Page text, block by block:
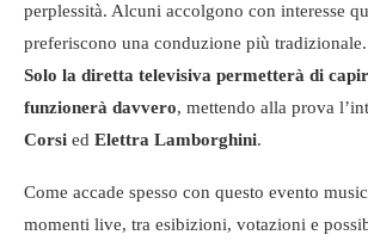
perplessità. Alcuni accolgono con interesse
preferiscono una conduzione più tradizionale.
Solo la diretta televisiva permetterà di
funzionerà davvero, mettendo alla prova
Corsi ed Elettra Lamborghini.
Come accade spesso con questo evento
momenti live, tra esibizioni, votazioni e